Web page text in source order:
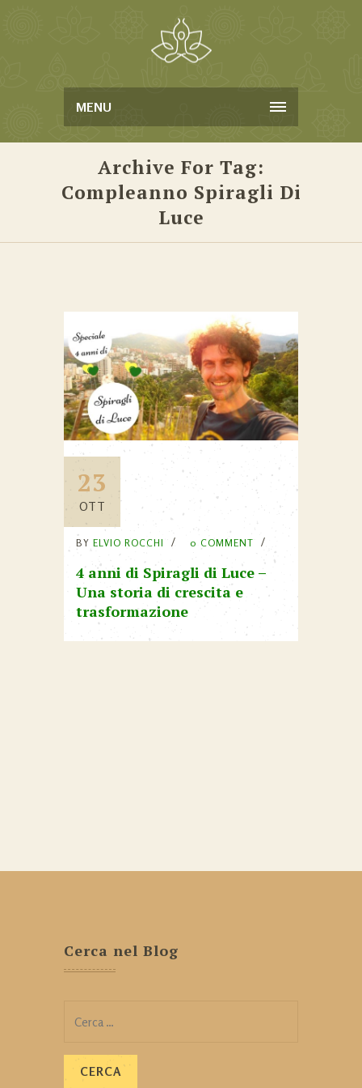
MENU
Archive For Tag:
Compleanno Spiragli Di
Luce
23
OTT
BY ELVIO ROCCHI 0 COMMENT
4 anni di Spiragli di Luce –
Una storia di crescita e
trasformazione
Cerca nel Blog